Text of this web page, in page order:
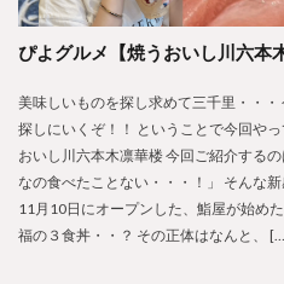
ぴよグルメ【焼うおいし川六本
美味しいものを探し求めて三千里・・
探しにいくぞ！！ ということで今回や
おいし川六本木凛華楼 今回ご紹介する
なの食べたことない・・・！」 そんな
11月10日にオープンした、鮨屋が始め
福の３食丼・・？ その正体はなんと、